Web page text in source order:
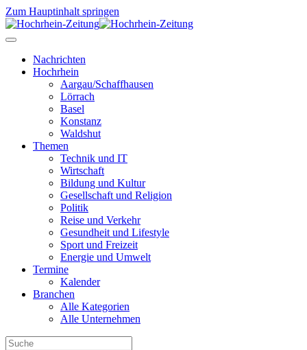
Zum Hauptinhalt springen
Nachrichten
Hochrhein
Aargau/Schaffhausen
Lörrach
Basel
Konstanz
Waldshut
Themen
Technik und IT
Wirtschaft
Bildung und Kultur
Gesellschaft und Religion
Politik
Reise und Verkehr
Gesundheit und Lifestyle
Sport und Freizeit
Energie und Umwelt
Termine
Kalender
Branchen
Alle Kategorien
Alle Unternehmen